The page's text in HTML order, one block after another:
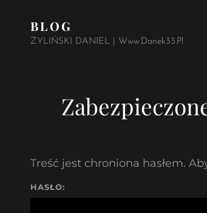
BLOG
ŻYLIŃSKI DANIEL | Www.danek33.pl
Treść jest chroniona hasłem.
HASŁO: